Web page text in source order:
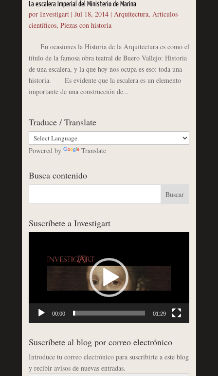
La escalera Imperial del Ministerio de Marina
por Investigart| Jul 18, 2014| Arquitectura, Artículos
científicos, Piezas con historia
En ocasiones la Historia de la Arquitectura es como el
título de la famosa obra teatral de Buero Vallejo: Historia
de una escalera, y la que hoy nos ocupa es eso: toda una
historia. Es evidente que la escalera es un elemento
importante de una construcción de...
Traduce / Translate
Powered by Translate
Busca contenido
Suscríbete a Investigart
00:00 01:29
Suscríbete al blog por correo electrónico
Introduce tu correo electrónico para suscribirte a este blog
y recibir avisos de nuevas entradas.